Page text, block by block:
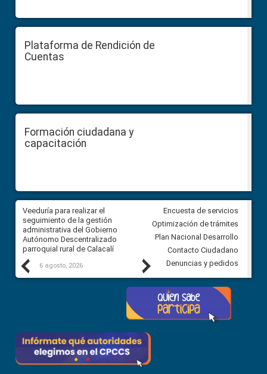
Plataforma de Rendición de
Cuentas
Formación ciudadana y
capacitación
Previous
Veeduría para realizar el
seguimiento de la gestión
administrativa del Gobierno
Autónomo Descentralizado
parroquial rural de Calacalí
6 agosto, 2026
Veeduría para vigilar los
derivados de la Audiencia
comunidad Urbina, parroquia
Carolina
5 agosto, 2026
Next
Encuesta de servicios
Optimización de trámites
Plan Nacional Desarrollo
Contacto Ciudadano
Denuncias y pedidos